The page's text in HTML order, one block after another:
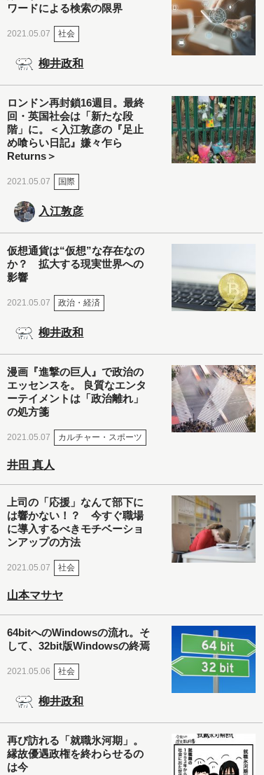
ワードによる検索の限界
2021.05.07 社会
柳井政和
ロンドン再封鎖16週目。最終
回・英国社会は「新たな段
階」に。＜入江敦彦の『足止
め喰らい日記』嫌々乍ら
Returns＞
2021.05.07 国際
入江敦彦
仮想通貨は“仮想”な存在なの
か？ 拡大する現実世界への
影響
2021.05.07 政治・経済
柳井政和
漫画『進撃の巨人』で政治の
エッセンスを。 良質なエンタ
ーテイメントは「政治離れ」
の処方箋
2021.05.07 カルチャー・スポーツ
井田 真人
上司の「応援」なんて部下に
は響かない！？ 今すぐ職場
に導入するべきモチベーショ
ンアップの方法
2021.05.07 社会
山本マサヤ
64bitへのWindowsの流れ。そ
して、32bit版Windowsの終焉
2021.05.06 社会
柳井政和
再び訪れる「就職氷河期」。
縁故優遇政権を終わらせるの
は今